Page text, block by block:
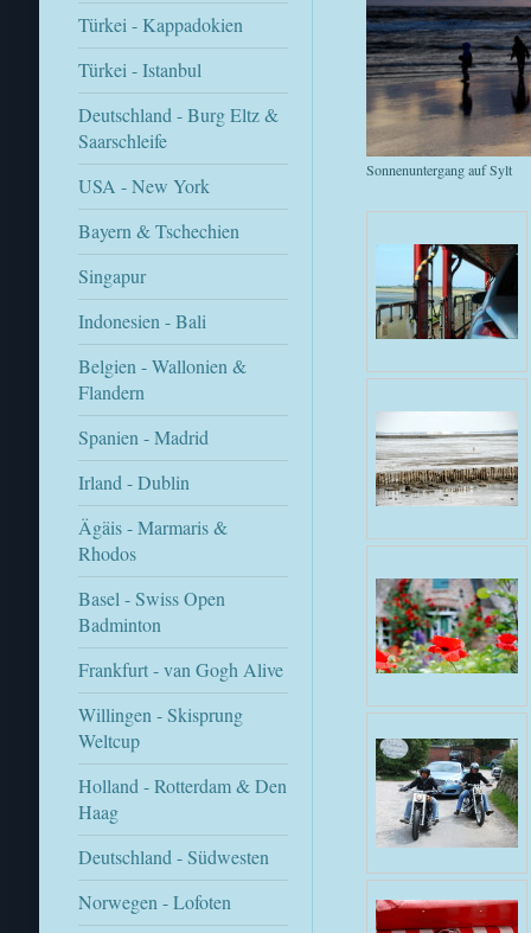
Türkei - Kappadokien
Türkei - Istanbul
Deutschland - Burg Eltz &
Saarschleife
USA - New York
Bayern & Tschechien
Singapur
Indonesien - Bali
Belgien - Wallonien &
Flandern
Spanien - Madrid
Irland - Dublin
Ägäis - Marmaris &
Rhodos
Basel - Swiss Open
Badminton
Frankfurt - van Gogh Alive
Willingen - Skisprung
Weltcup
Holland - Rotterdam & Den
Haag
Deutschland - Südwesten
Norwegen - Lofoten
Sonnenuntergang auf Sylt